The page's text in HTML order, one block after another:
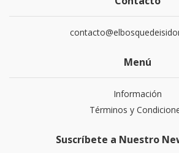
Menú
Información
Términos y
Suscríbete a Nuestro